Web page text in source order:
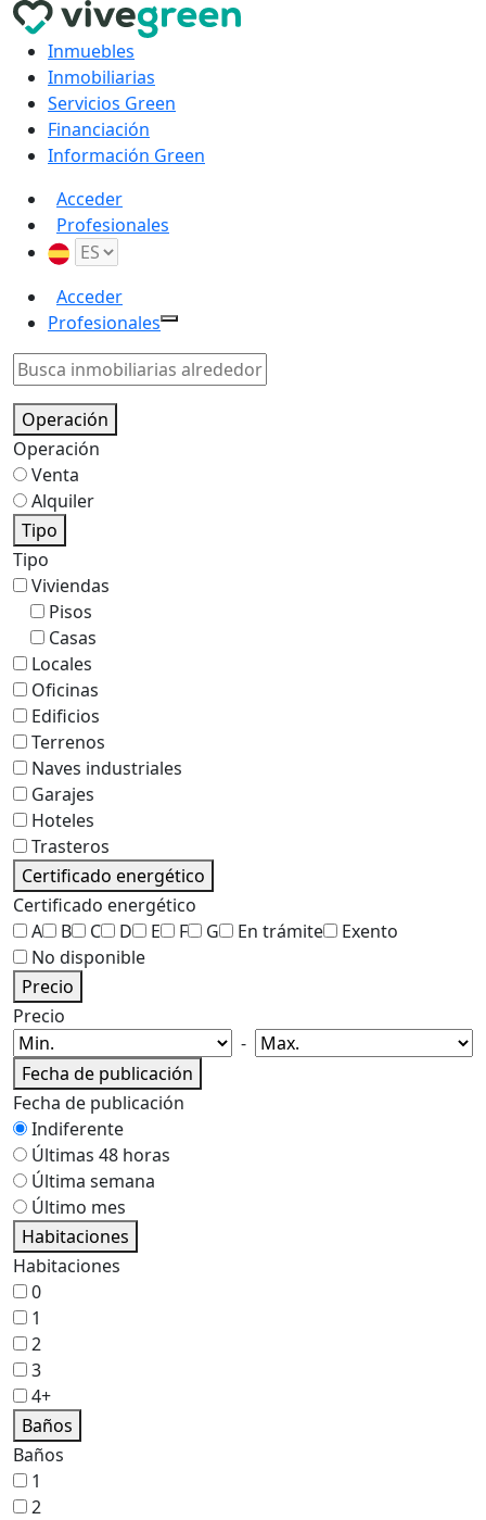
Inmuebles
Inmobiliarias
Servicios Green
Financiación
Información Green
Acceder
Profesionales
Acceder
Profesionales
Operación
Operación
Venta
Alquiler
Tipo
Tipo
Viviendas
Pisos
Casas
Locales
Oficinas
Edificios
Terrenos
Naves industriales
Garajes
Hoteles
Trasteros
Certificado energético
Certificado energético
A
B C D E F G En trámite
Exento
No disponible
Precio
Precio
-
Fecha de publicación
Fecha de publicación
Indiferente
Últimas 48 horas
Última semana
Último mes
Habitaciones
Habitaciones
0
1
2
3
4+
Baños
Baños
1
2